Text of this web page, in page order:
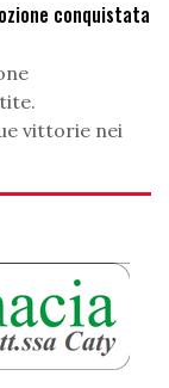
conquistata
vittorie nei